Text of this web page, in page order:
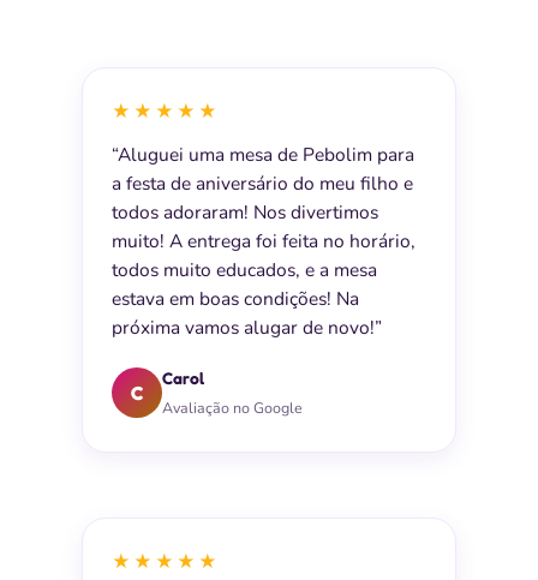
★★★★★
“Aluguei uma mesa de Pebolim para
a festa de aniversário do meu filho e
todos adoraram! Nos divertimos
muito! A entrega foi feita no horário,
todos muito educados, e a mesa
estava em boas condições! Na
próxima vamos alugar de novo!”
C
Carol
Avaliação no Google
★★★★★